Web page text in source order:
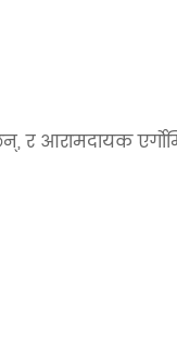
र आरामदायक